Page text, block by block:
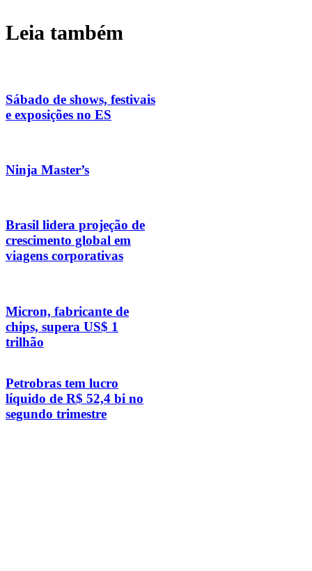
Leia também
Sábado de shows, festivais
e exposições no ES
Ninja Master’s
Brasil lidera projeção de
crescimento global em
viagens corporativas
Micron, fabricante de
chips, supera US$ 1
trilhão
Petrobras tem lucro
líquido de R$ 52,4 bi no
segundo trimestre